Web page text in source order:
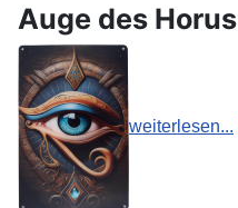
Auge des Horus
weiterlesen...